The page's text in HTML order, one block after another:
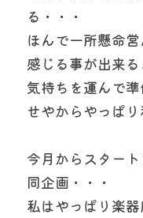
る・・・
ほんで一所懸命
感じる事が出来
気持ちを運んで準
せやからやっぱ
今月からスター
同企画・・・
私はやっぱり楽